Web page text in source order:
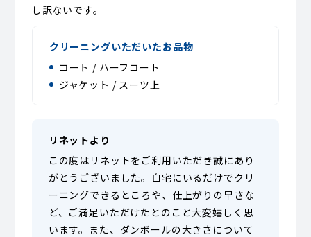
し訳ないです。
クリーニングいただいたお品物
コート / ハーフコート
ジャケット / スーツ上
リネットより
この度はリネットをご利用いただき誠にあり
がとうございました。自宅にいるだけでクリ
ーニングできるところや、仕上がりの早さな
ど、ご満足いただけたとのこと大変嬉しく思
います。また、ダンボールの大きさについて